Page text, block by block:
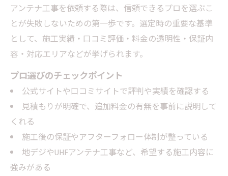
準
追加費用が発生しにくいアンテナ工事依頼
法
ク
口コミから考えるアンテナ工事の実態
アンテナ工事の口コミが示す依頼時の注意
プロのアンテナ工事で実際に多いトラブル
事例
アンテナ工事を依頼する際は、信頼できるプロを選ぶこ
とが失敗しないための第一歩です。選定時の重要な基準
として、施工実績・口コミ評価・料金の透明性・保証内
容・対応エリアなどが挙げられます。
プロ選びのチェックポイント
公式サイトや口コミサイトで評判や実績を確認する
見積もりが明確で、追加料金の有無を事前に説明して
くれる
施工後の保証やアフターフォロー体制が整っている
地デジやUHFアンテナ工事など、希望する施工内容に
強みがある